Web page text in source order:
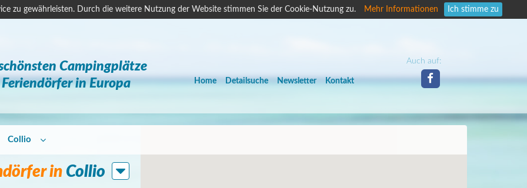
zu gewährleisten. Durch die weitere Nutzung der Website stimmen Sie der Cookie-Nutzung zu. Mehr Informationen Ich stimme zu
Campingplätze
in Europa
Home Detailsuche Newsletter Kontakt
Auch auf:
in Collio
Collio